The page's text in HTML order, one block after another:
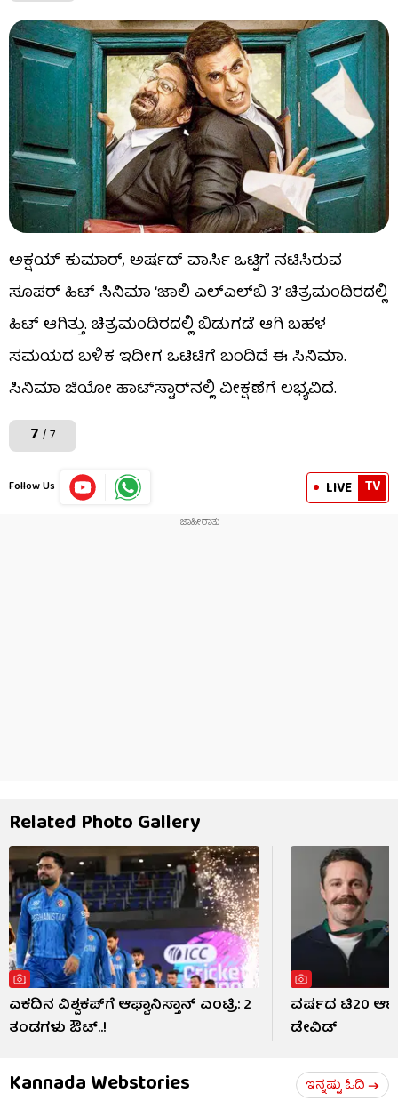
ಅಕ್ಷಯ್ ಕುಮಾರ್, ಅರ್ಷದ್ ವಾರ್ಸಿ ಒಟ್ಟಿಗೆ ನಟಿಸಿರುವ
ಸೂಪರ್ ಹಿಟ್ ಸಿನಿಮಾ ‘ಜಾಲಿ ಎಲ್​​ಎಲ್​​ಬಿ 3’ ಚಿತ್ರಮಂದಿರದಲ್ಲಿ
ಹಿಟ್ ಆಗಿತ್ತು. ಚಿತ್ರಮಂದಿರದಲ್ಲಿ ಬಿಡುಗಡೆ ಆಗಿ ಬಹಳ
ಸಮಯದ ಬಳಿಕ ಇದೀಗ ಒಟಿಟಿಗೆ ಬಂದಿದೆ ಈ ಸಿನಿಮಾ.
ಸಿನಿಮಾ ಜಿಯೋ ಹಾಟ್​​ಸ್ಟಾರ್​​ನಲ್ಲಿ ವೀಕ್ಷಣೆಗೆ ಲಭ್ಯವಿದೆ.
7 / 7
Follow Us LIVE TV
Related Photo Gallery
ಏಕದಿನ ವಿಶ್ವಕಪ್‌ಗೆ ಆಫ್ಘಾನಿಸ್ತಾನ್ ಎಂಟ್ರಿ: 2
ತಂಡಗಳು ಔಟ್..!
ವರ್ಷದ ಟಿ20
ಡೇವಿಡ್
Kannada Webstories ಇನ್ನಷ್ಟು ಓದಿ